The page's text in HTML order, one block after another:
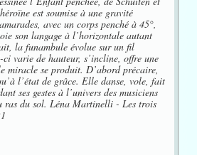
est soumise à une gravité
avec un corps penché à 45°,
son langage à l’horizontale autant
la funambule évolue sur un fil
varie de hauteur, s’incline, offre une
miracle se produit. D’abord précaire,
l’état de grâce. Elle danse, vole, fait
ses gestes à l’univers des musiciens
ras du sol. Léna Martinelli - Les trois